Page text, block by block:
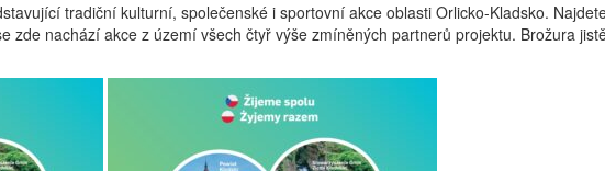
tradiční kulturní, společenské i sportovní akce oblasti Orlicko-Kladsko.
zde nachází akce z území všech čtyř výše zmíněných partnerů projektu. Brožura